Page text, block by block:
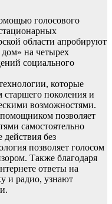
голосового
области апробируют
на четырех
социального
которые
старшего поколения и
возможностями.
позволяет
самостоятельно
без
позволяет голосом
Также благодаря
ответы на
и радио, узнают